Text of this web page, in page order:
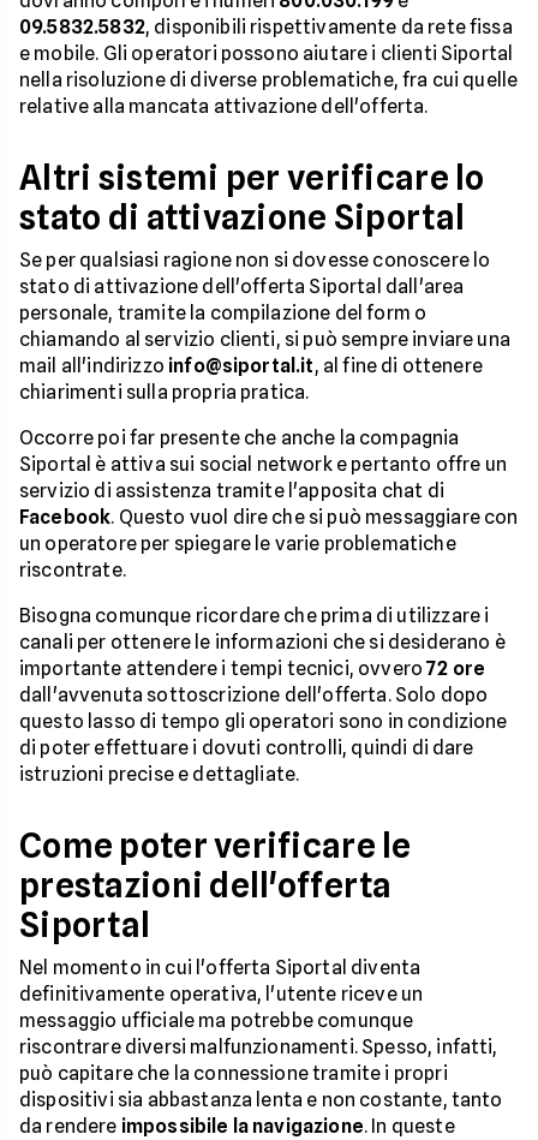
09.5832.5832, disponibili rispettivamente da rete fissa
e mobile. Gli operatori possono aiutare i clienti Siportal
nella risoluzione di diverse problematiche, fra cui quelle
relative alla mancata attivazione dell'offerta.
Altri sistemi per verificare lo
stato di attivazione Siportal
Se per qualsiasi ragione non si dovesse conoscere lo
stato di attivazione dell'offerta Siportal dall'area
personale, tramite la compilazione del form o
chiamando al servizio clienti, si può sempre inviare una
mail all'indirizzo info@siportal.it, al fine di ottenere
chiarimenti sulla propria pratica.
Occorre poi far presente che anche la compagnia
Siportal è attiva sui social network e pertanto offre un
servizio di assistenza tramite l'apposita chat di
Facebook. Questo vuol dire che si può messaggiare con
un operatore per spiegare le varie problematiche
riscontrate.
Bisogna comunque ricordare che prima di utilizzare i
canali per ottenere le informazioni che si desiderano è
importante attendere i tempi tecnici, ovvero72 ore
dall'avvenuta sottoscrizione dell'offerta. Solo dopo
questo lasso di tempo gli operatori sono in condizione
di poter effettuare i dovuti controlli, quindi di dare
istruzioni precise e dettagliate.
Come poter verificare le
prestazioni dell'offerta
Siportal
Nel momento in cui l'offerta Siportal diventa
definitivamente operativa, l'utente riceve un
messaggio ufficiale ma potrebbe comunque
riscontrare diversi malfunzionamenti. Spesso, infatti,
può capitare che la connessione tramite i propri
dispositivi sia abbastanza lenta e non costante, tanto
da rendere impossibile la navigazione. In queste